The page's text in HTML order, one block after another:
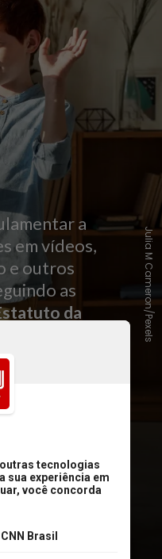
a
em vídeos,
e outros
as
da
Julia M Cameron/Pexels